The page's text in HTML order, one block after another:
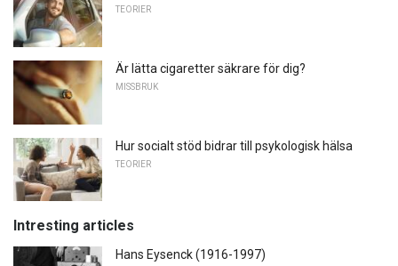
TEORIER
Är lätta cigaretter säkrare för dig?
MISSBRUK
Hur socialt stöd bidrar till psykologisk hälsa
TEORIER
Intresting articles
Hans Eysenck (1916-1997)